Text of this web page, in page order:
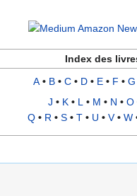
Index des
A• B • C • D • E • F • G
J • K• L• M • N • O
Q• R• S• T• U • V• W